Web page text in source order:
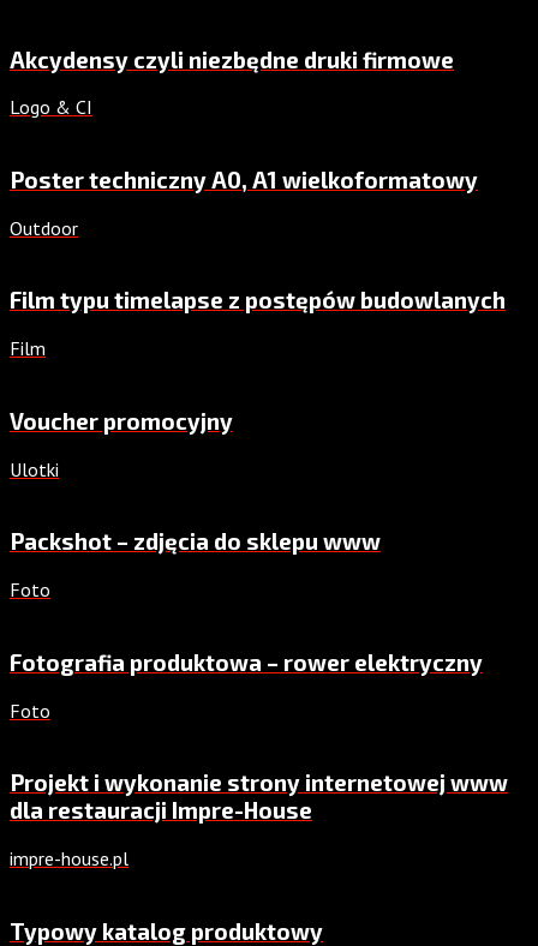
Akcydensy czyli niezbędne druki firmowe
Logo & CI
Poster techniczny A0, A1 wielkoformatowy
Outdoor
Film typu timelapse z postępów budowlanych
Film
Voucher promocyjny
Ulotki
Packshot – zdjęcia do sklepu www
Foto
Fotografia produktowa – rower elektryczny
Foto
Projekt i wykonanie strony internetowej www
dla restauracji Impre-House
impre-house.pl
Typowy katalog produktowy